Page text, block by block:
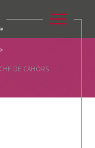
DE CAHORS